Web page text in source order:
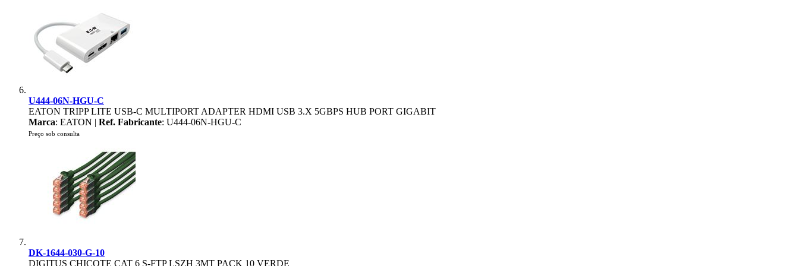
U444-06N-HGU-C
EATON TRIPP LITE USB-C MULTIPORT ADAPTER HDMI USB 3.X 5GBPS HUB PORT GIGABIT
Marca: EATON | Ref. Fabricante: U444-06N-HGU-C
Preço sob consulta
DK-1644-030-G-10
DIGITUS CHICOTE CAT 6 S-FTP LSZH 3MT PACK 10 VERDE